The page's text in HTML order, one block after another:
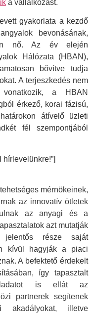
a vállalkozást.
gyakorlata a kezdő
bevonásának,
nő. Az év elején
Hálózata (HBAN),
bővítve tudja
A terjeszkedés nem
vonatkozik, a HBAN
érkező, korai fázisú,
átívelő üzleti
fél szempontjából
hírlevelünkre!”]
mérnökeinek,
az innovatív ötletek
az anyagi és a
azt mutatják
része saját
kívül hagyják a piaci
A befektető érdekelt
így tapasztalt
is ellát az
partnerek segítenek
akadályokat, illetve